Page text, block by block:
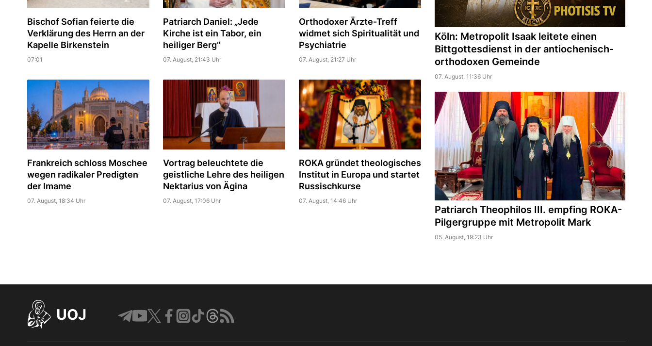
Bischof Sofian feierte die
Verklärung des Herrn an der
Kapelle Birkenstein
07:01
Patriarch Daniel: „Jede
Kirche ist ein Tabor, ein
heiliger Berg“
07. August, 21:43 Uhr
Orthodoxer Ärzte-Treff
widmet sich Spiritualität und
Psychiatrie
07. August, 21:27 Uhr
Frankreich schloss Moschee
wegen radikaler Predigten
der Imame
07. August, 18:34 Uhr
Vortrag beleuchtete die
geistliche Lehre des heiligen
Nektarius von Ägina
07. August, 17:06 Uhr
ROKA gründet theologisches
Institut in Europa und startet
Russischkurse
07. August, 14:46 Uhr
Köln: Metropolit Isaak leitete einen
Bittgottesdienst in der antiochenisch-
orthodoxen Gemeinde
07. August, 11:36 Uhr
Patriarch Theophilos III. empfing ROKA-
Pilgergruppe mit Metropolit Mark
05. August, 19:23 Uhr
UOJ